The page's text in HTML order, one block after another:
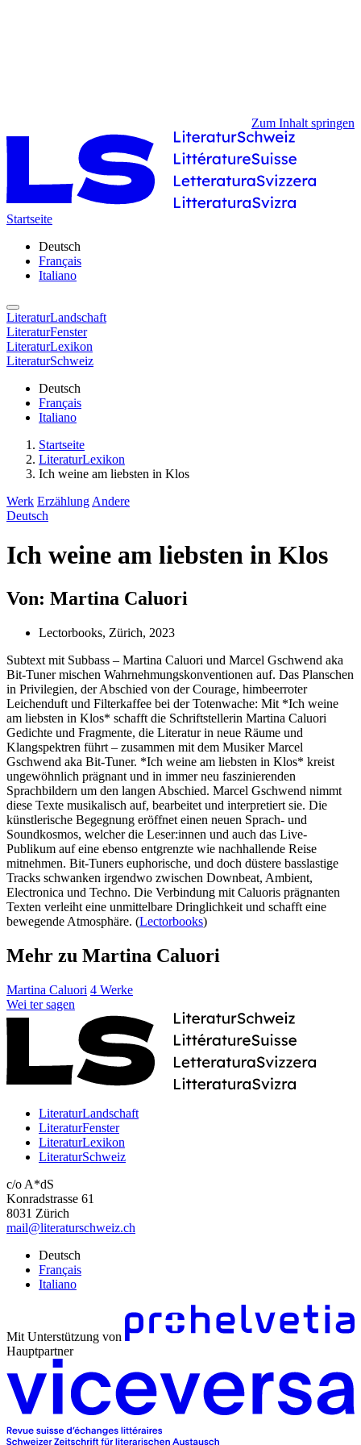
Zum Inhalt springen
Startseite
Deutsch
Français
Italiano
LiteraturLandschaft
LiteraturFenster
LiteraturLexikon
LiteraturSchweiz
Deutsch
Français
Italiano
Startseite
LiteraturLexikon
Ich weine am liebsten in Klos
Werk Erzählung Andere
Deutsch
Ich weine am liebsten in Klos
Von: Martina Caluori
Lectorbooks, Zürich, 2023
Subtext mit Subbass – Martina Caluori und Marcel Gschwend aka
Bit-Tuner mischen Wahrnehmungskonventionen auf. Das Planschen
in Privilegien, der Abschied von der Courage, himbeerroter
Leichenduft und Filterkaffee bei der Totenwache: Mit *Ich weine
am liebsten in Klos* schafft die Schriftstellerin Martina Caluori
Gedichte und Fragmente, die Literatur in neue Räume und
Klangspektren führt – zusammen mit dem Musiker Marcel
Gschwend aka Bit-Tuner. *Ich weine am liebsten in Klos* kreist
ungewöhnlich prägnant und in immer neu faszinierenden
Sprachbildern um den langen Abschied. Marcel Gschwend nimmt
diese Texte musikalisch auf, bearbeitet und interpretiert sie. Die
künstlerische Begegnung eröffnet einen neuen Sprach- und
Soundkosmos, welcher die Leser:innen und auch das Live-
Publikum auf eine ebenso entgrenzte wie nachhallende Reise
mitnehmen. Bit-Tuners euphorische, und doch düstere basslastige
Tracks schwanken irgendwo zwischen Downbeat, Ambient,
Electronica und Techno. Die Verbindung mit Caluoris prägnanten
Texten verleiht eine unmittelbare Dringlichkeit und schafft eine
bewegende Atmosphäre. (Lectorbooks)
Mehr zu Martina Caluori
Martina Caluori 4 Werke
Wei ter sagen
LiteraturLandschaft
LiteraturFenster
LiteraturLexikon
LiteraturSchweiz
c/o A*dS
Konradstrasse 61
8031 Zürich
mail@literaturschweiz.ch
Deutsch
Français
Italiano
Mit Unterstützung von
Hauptpartner